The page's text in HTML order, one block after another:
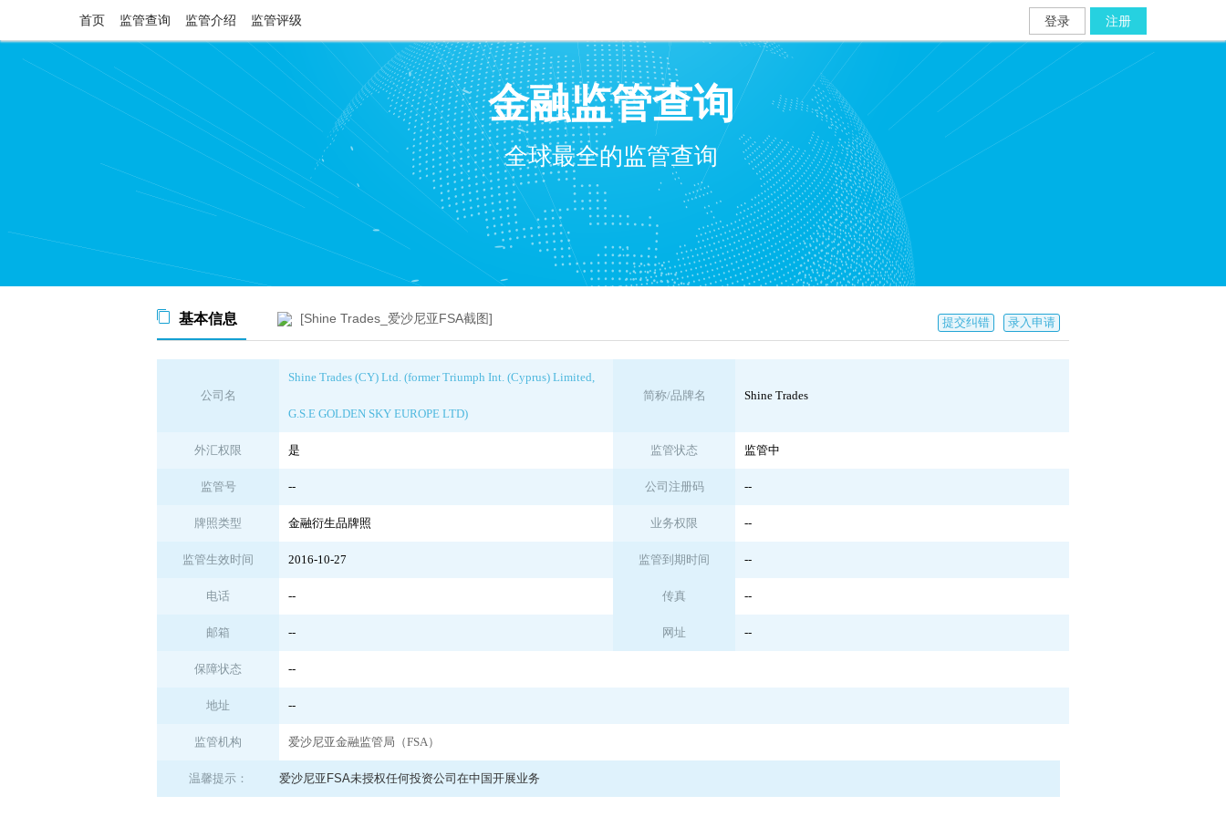
首页 监管查询 监管介绍 监管评级 登录 注册
金融监管查询
全球最全的监管查询
基本信息 [Shine Trades_爱沙尼亚FSA截图] 提交纠错 录入申请
公司名
Shine Trades (CY) Ltd. (former Triumph Int. (Cyprus) Limited,
G.S.E GOLDEN SKY EUROPE LTD)
简称/品牌名 Shine Trades
外汇权限 是 监管状态 监管中
监管号 -- 公司注册码 --
牌照类型 金融衍生品牌照 业务权限 --
监管生效时间 2016-10-27 监管到期时间 --
电话 -- 传真 --
邮箱 -- 网址 --
保障状态 --
地址 --
监管机构 爱沙尼亚金融监管局（FSA）
温馨提示： 爱沙尼亚FSA未授权任何投资公司在中国开展业务